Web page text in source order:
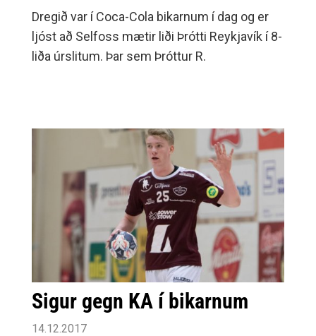
Dregið var í Coca-Cola bikarnum í dag og er
ljóst að Selfoss mætir liði Þrótti Reykjavík í 8-
liða úrslitum. Þar sem Þróttur R.
Sigur gegn KA í bikarnum
14.12.2017